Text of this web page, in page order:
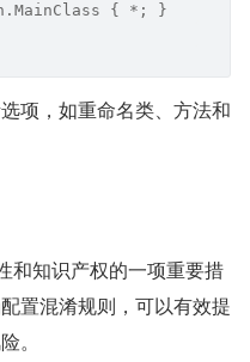
{ *; }
项，如重命名类、方法和
和知识产权的一项重要措
置混淆规则，可以有效提
。